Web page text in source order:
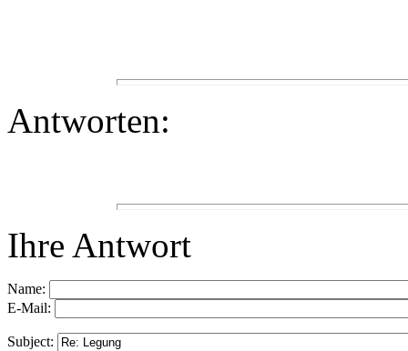
Antworten:
Ihre Antwort
Name:
E-Mail:
Subject: